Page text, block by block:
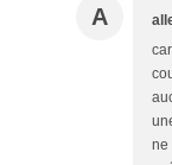
A
ne